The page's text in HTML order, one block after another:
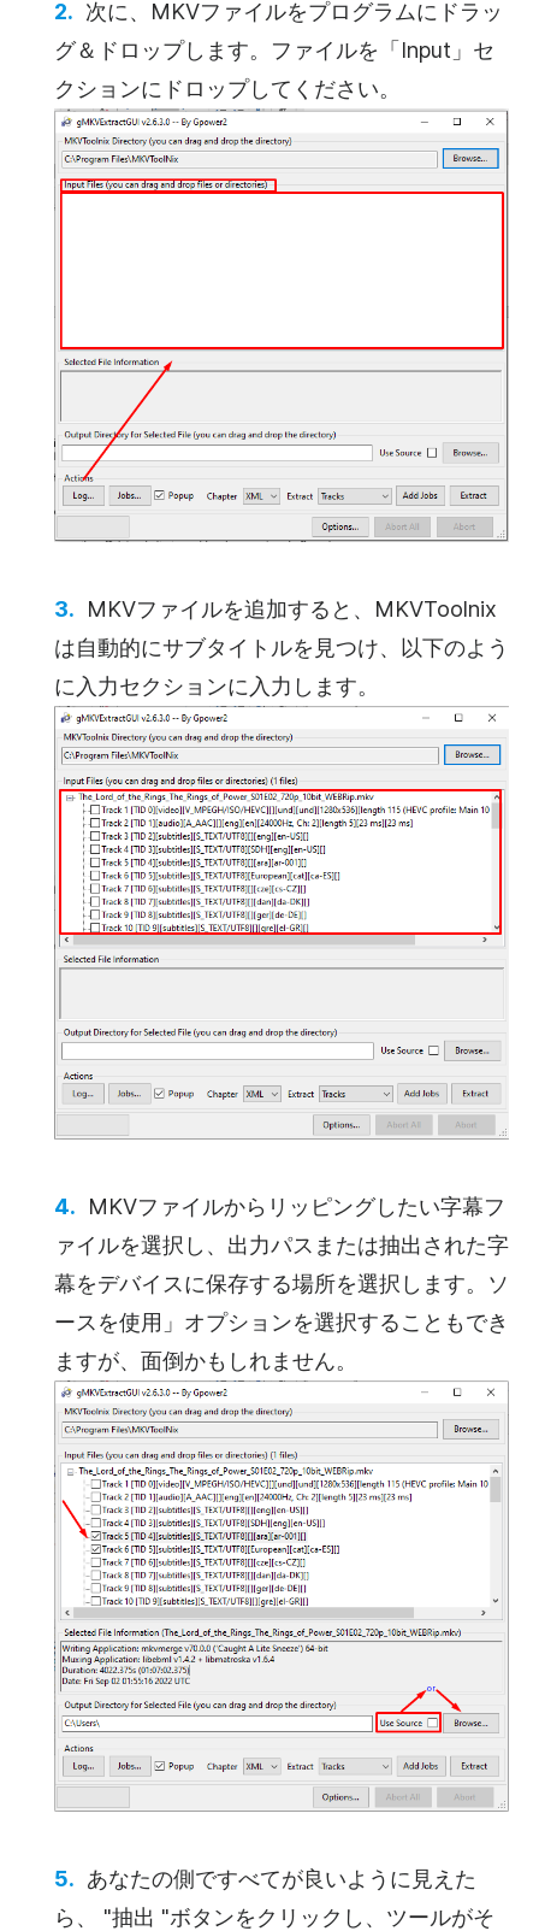
次に、MKVファイルをプログラムにドラッ
グ＆ドロップします。ファイルを「Input」セ
クションにドロップしてください。
MKVファイルを追加すると、MKVToolnix
は自動的にサブタイトルを見つけ、以下のよう
に入力セクションに入力します。
MKVファイルからリッピングしたい字幕フ
ァイルを選択し、出力パスまたは抽出された字
幕をデバイスに保存する場所を選択します。ソ
ースを使用」オプションを選択することもでき
ますが、面倒かもしれません。
あなたの側ですべてが良いように見えた
ら、 "抽出 "ボタンをクリックし、ツールがそ